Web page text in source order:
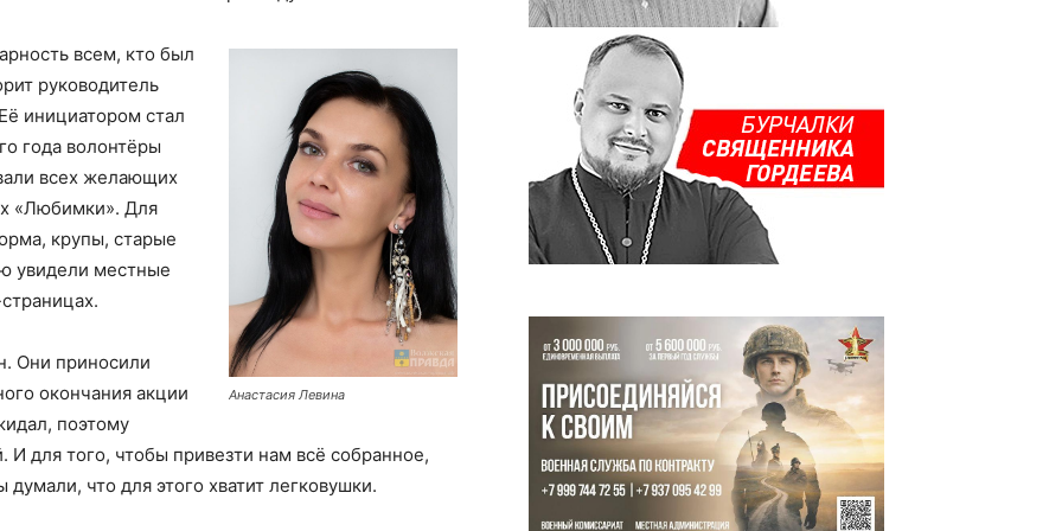
Анастасия Левина
всем, кто был
руководитель
инициатором стал
года волонтёры
всех желающих
«Любимки». Для
крупы, старые
увидели местные
Они приносили
окончания акции
поэтому
для того, чтобы привезти нам всё собранное,
что для этого хватит легковушки.